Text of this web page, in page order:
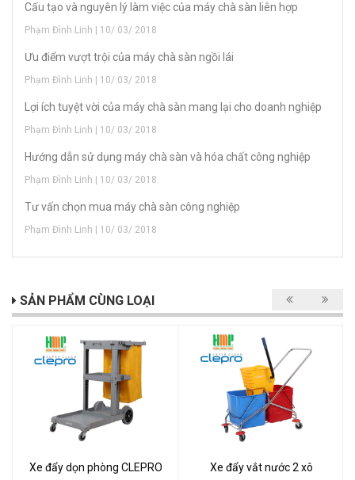
Cấu tạo và nguyên lý làm việc của máy chà sàn liên hợp
Phạm Đình Linh | 10/ 03/ 2018
Ưu điểm vượt trội của máy chà sàn ngồi lái
Phạm Đình Linh | 10/ 03/ 2018
Lợi ích tuyệt vời của máy chà sàn mang lại cho doanh nghiệp
Phạm Đình Linh | 10/ 03/ 2018
Hướng dẫn sử dụng máy chà sàn và hóa chất công nghiệp
Phạm Đình Linh | 10/ 03/ 2018
Tư vấn chọn mua máy chà sàn công nghiệp
Phạm Đình Linh | 10/ 03/ 2018
SẢN PHẨM CÙNG LOẠI
Xe đẩy dọn phòng CLEPRO
Xe đẩy vắt nước 2 xô